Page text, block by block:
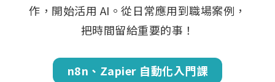
作，開始活用 AI。從日常應用到職場案例，
把時間留給重要的事！
n8n、Zapier 自動化入門課